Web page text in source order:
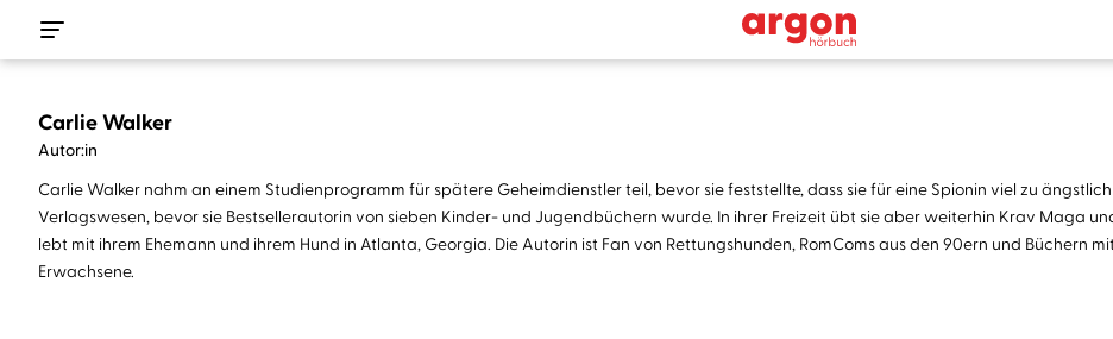
Carlie Walker
Autor:in
Carlie Walker nahm an einem Studienprogramm für spätere Geheimdienstler teil, bevor sie feststellte, dass sie für eine Spionin viel zu
Verlagswesen, bevor sie Bestsellerautorin von sieben Kinder- und Jugendbüchern wurde. In ihrer Freizeit übt sie aber weiterhin Krav Maga
lebt mit ihrem Ehemann und ihrem Hund in Atlanta, Georgia. Die Autorin ist Fan von Rettungshunden, RomComs aus den 90ern und Büchern
Erwachsene.